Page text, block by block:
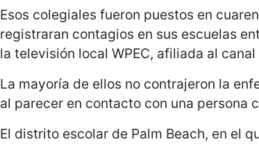
Esos colegiales fueron puestos en
registraran contagios en sus escuelas
la televisión local WPEC, afiliada al canal
La mayoría de ellos no contrajeron la
al parecer en contacto con una persona
El distrito escolar de Palm Beach, en el